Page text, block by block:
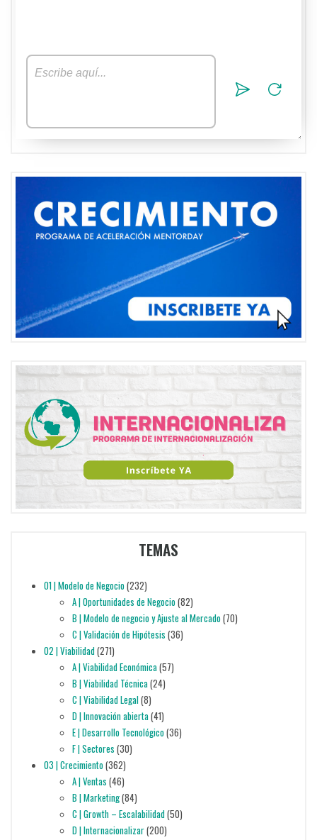
TEMAS
01 | Modelo de Negocio(232)
A | Oportunidades de Negocio(82)
B | Modelo de negocio y Ajuste al Mercado(70)
C | Validación de Hipótesis (36)
02 | Viabilidad(271)
A | Viabilidad Económica(57)
B | Viabilidad Técnica(24)
C | Viabilidad Legal(8)
D | Innovación abierta(41)
E | Desarrollo Tecnológico(36)
F | Sectores (30)
03 | Crecimiento(362)
A | Ventas (46)
B | Marketing(84)
C | Growth – Escalabilidad(50)
D | Internacionalizar(200)